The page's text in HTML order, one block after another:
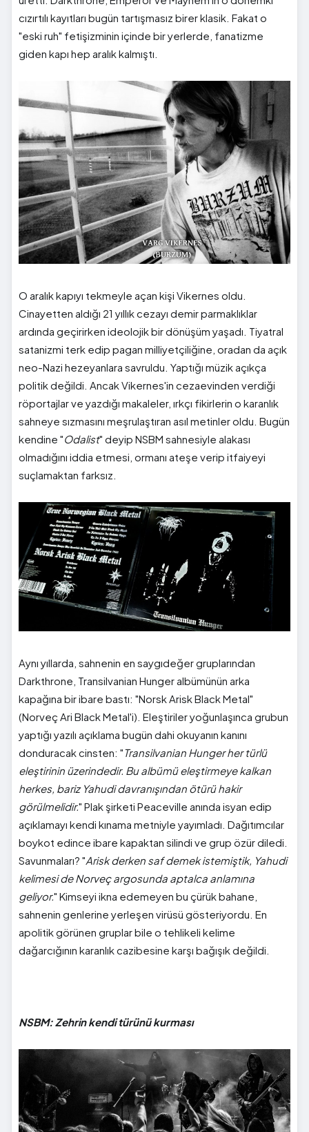
cızırtılı kayıtları bugün tartışmasız birer klasik. Fakat o
"eski ruh" fetişizminin içinde bir yerlerde, fanatizme
giden kapı hep aralık kalmıştı.
O aralık kapıyı tekmeyle açan kişi Vikernes oldu.
Cinayetten aldığı 21 yıllık cezayı demir parmaklıklar
ardında geçirirken ideolojik bir dönüşüm yaşadı. Tiyatral
satanizmi terk edip pagan milliyetçiliğine, oradan da açık
neo-Nazi hezeyanlara savruldu. Yaptığı müzik açıkça
politik değildi. Ancak Vikernes'in cezaevinden verdiği
röportajlar ve yazdığı makaleler, ırkçı fikirlerin o karanlık
sahneye sızmasını meşrulaştıran asıl metinler oldu. Bugün
kendine "Odalist" deyip NSBM sahnesiyle alakası
olmadığını iddia etmesi, ormanı ateşe verip itfaiyeyi
suçlamaktan farksız.
Aynı yıllarda, sahnenin en saygıdeğer gruplarından
Darkthrone, Transilvanian Hunger albümünün arka
kapağına bir ibare bastı: "Norsk Arisk Black Metal"
(Norveç Ari Black Metal'i). Eleştiriler yoğunlaşınca grubun
yaptığı yazılı açıklama bugün dahi okuyanın kanını
donduracak cinsten: "Transilvanian Hunger her türlü
eleştirinin üzerindedir. Bu albümü eleştirmeye kalkan
herkes, bariz Yahudi davranışından ötürü hakir
görülmelidir." Plak şirketi Peaceville anında isyan edip
açıklamayı kendi kınama metniyle yayımladı. Dağıtımcılar
boykot edince ibare kapaktan silindi ve grup özür diledi.
Savunmaları? "Arisk derken saf demek istemiştik, Yahudi
kelimesi de Norveç argosunda aptalca anlamına
geliyor." Kimseyi ikna edemeyen bu çürük bahane,
sahnenin genlerine yerleşen virüsü gösteriyordu. En
apolitik görünen gruplar bile o tehlikeli kelime
dağarcığının karanlık cazibesine karşı bağışık değildi.
NSBM: Zehrin kendi türünü kurması